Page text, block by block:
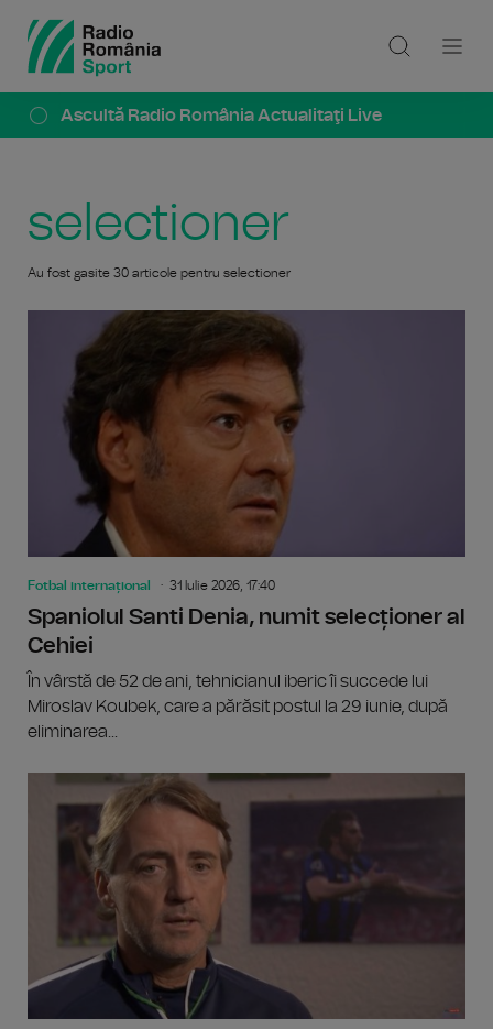
Ascultă Radio România Actualitaţi Live
selectioner
Au fost gasite 30 articole pentru selectioner
Fotbal internațional 31 Iulie 2026, 17:40
Spaniolul Santi Denia, numit selecționer al
Cehiei
În vârstă de 52 de ani, tehnicianul iberic îi succede lui
Miroslav Koubek, care a părăsit postul la 29 iunie, după
eliminarea...